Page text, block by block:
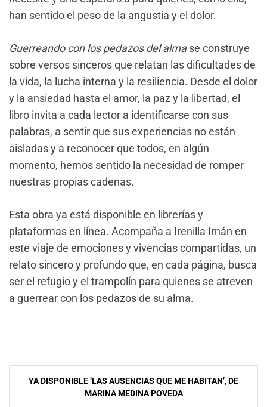
han sentido el peso de la angustia y el dolor.
Guerreando con los pedazos del almase construye
sobre versos sinceros que relatan las dificultades de
la vida, la lucha interna y la resiliencia. Desde el dolor
y la ansiedad hasta el amor, la paz y la libertad, el
libro invita a cada lector a identificarse con sus
palabras, a sentir que sus experiencias no están
aisladas y a reconocer que todos, en algún
momento, hemos sentido la necesidad de romper
nuestras propias cadenas.
Esta obra ya está disponible en librerías y
plataformas en línea. Acompaña a Irenilla Irnán en
este viaje de emociones y vivencias compartidas, un
relato sincero y profundo que, en cada página, busca
ser el refugio y el trampolín para quienes se atreven
a guerrear con los pedazos de su alma.
Navegación
YA DISPONIBLE ‘LAS AUSENCIAS QUE ME HABITAN’, DE
MARINA MEDINA POVEDA